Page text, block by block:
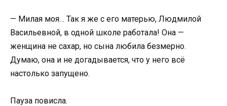
— Милая моя… Так я же с его матерью, Людмилой
Васильевной, в одной школе работала! Она —
женщина не сахар, но сына любила безмерно.
Думаю, она и не догадывается, что у него всё
настолько запущено.
Пауза повисла.